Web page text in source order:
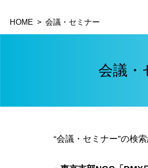
HOME 会議・セミナー
会議・
“会議・セミナー”の検